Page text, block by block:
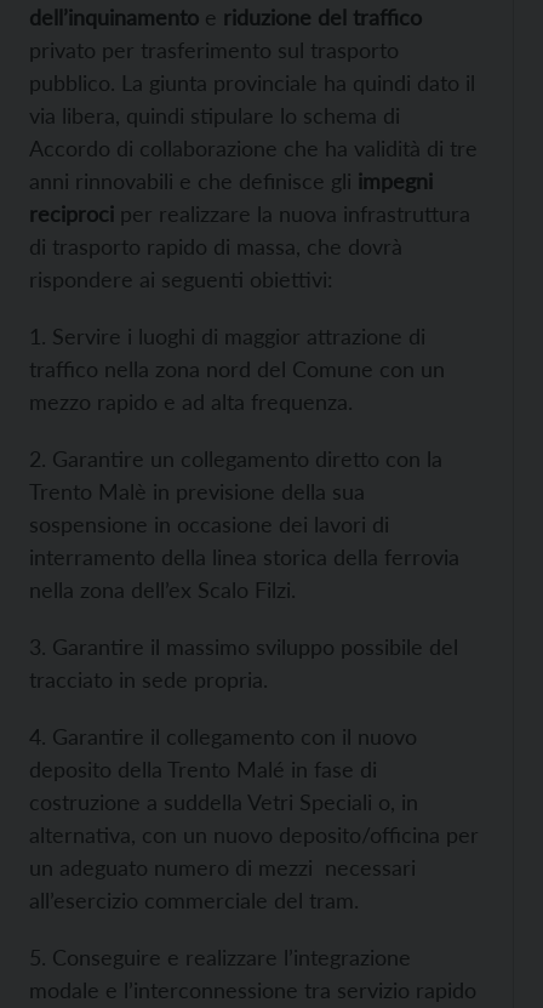
dell’inquinamento e riduzione del traffico
privato per trasferimento sul trasporto
pubblico. La giunta provinciale ha quindi dato il
via libera, quindi stipulare lo schema di
Accordo di collaborazione che ha validità di tre
anni rinnovabili e che definisce gli impegni
reciproci per realizzare la nuova infrastruttura
di trasporto rapido di massa, che dovrà
rispondere ai seguenti obiettivi:
1. Servire i luoghi di maggior attrazione di
traffico nella zona nord del Comune con un
mezzo rapido e ad alta frequenza.
2. Garantire un collegamento diretto con la
Trento Malè in previsione della sua
sospensione in occasione dei lavori di
interramento della linea storica della ferrovia
nella zona dell’ex Scalo Filzi.
3. Garantire il massimo sviluppo possibile del
tracciato in sede propria.
4. Garantire il collegamento con il nuovo
deposito della Trento Malé in fase di
costruzione a suddella Vetri Speciali o, in
alternativa, con un nuovo deposito/officina per
un adeguato numero di mezzi necessari
all’esercizio commerciale del tram.
5. Conseguire e realizzare l’integrazione
modale e l’interconnessione tra servizio rapido